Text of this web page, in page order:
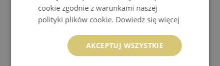
cookie zgodnie z warunkami naszej
polityki plików cookie. Dowiedz się więcej
AKCEPTUJ WSZYSTKIE